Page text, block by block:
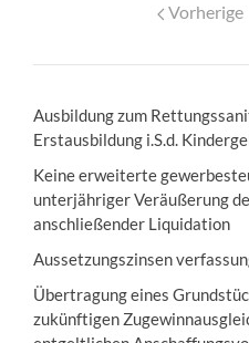
Vorherige
Ausbildung zum
Erstausbildung i.S.d.
Keine erweiterte
unterjähriger Veräußerung
anschließender Liquidation
Aussetzungszinsen
Übertragung eines
zukünftigen